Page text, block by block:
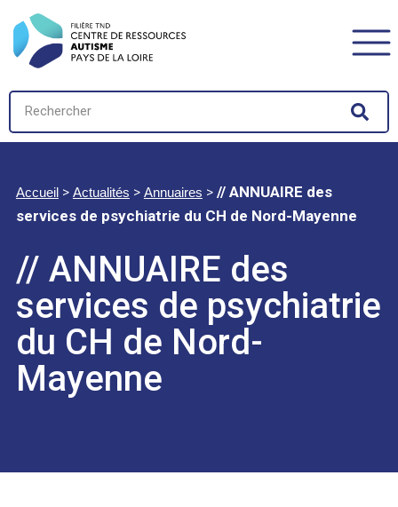
Accueil> Actualités> Annuaires> // ANNUAIRE des
services de psychiatrie du CH de Nord-Mayenne
// ANNUAIRE des
services de psychiatrie
du CH de Nord-
Mayenne